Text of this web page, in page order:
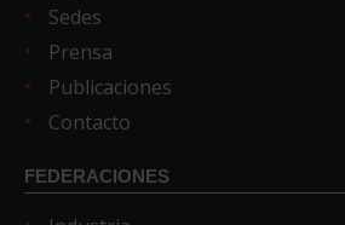
Sedes
Prensa
Publicaciones
Contacto
FEDERACIONES